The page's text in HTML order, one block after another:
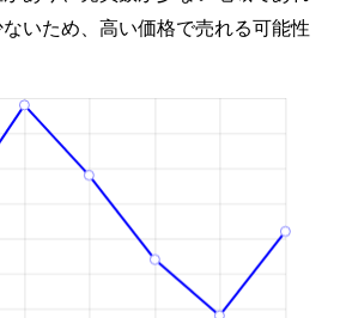
いため、高い価格で売れる可能性